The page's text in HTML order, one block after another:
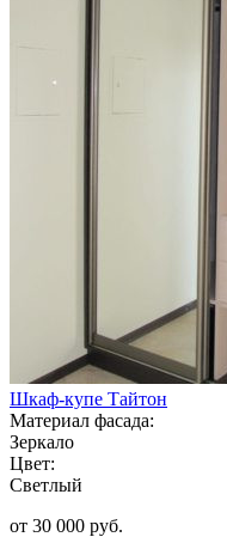
Шкаф-купе Тайтон
Материал фасада:
Зеркало
Цвет:
Светлый
от 30 000 руб.